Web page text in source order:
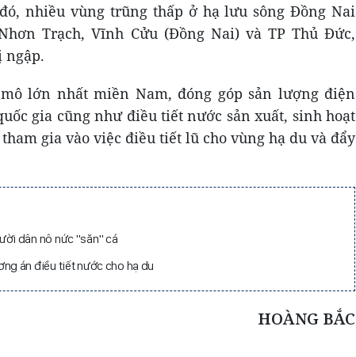
nhiều vùng trũng thấp ở hạ lưu sông Đồng Nai
Trạch, Vĩnh Cửu (Đồng Nai) và TP Thủ Đức,
ngập.
lớn nhất miền Nam, đóng góp sản lượng điện
gia cũng như điều tiết nước sản xuất, sinh hoạt
gia vào việc điều tiết lũ cho vùng hạ du và đẩy
dân nô nức "săn" cá
án điều tiết nước cho hạ du
HOÀNG BẮC